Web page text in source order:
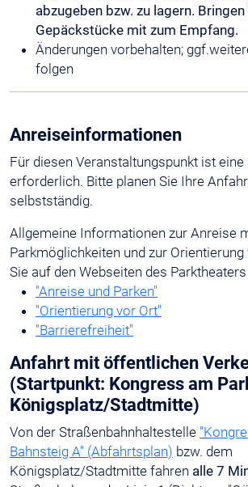
abzugeben bzw. zu lagern.
Gepäckstücke mit zum Empfang.
Änderungen vorbehalten;
folgen
Anreiseinformationen
Für diesen Veranstaltungspunkt ist
erforderlich. Bitte planen Sie Ihre
selbstständig.
Allgemeine Informationen zur Anreise
Parkmöglichkeiten und zur
Sie auf den Webseiten des
"Anreise und Parken"
"Orientierung vor Ort"
"Barrierefreiheit"
Anfahrt mit öffentlichen
(Startpunkt: Kongress am
Königsplatz/Stadtmitte)
Von der Straßenbahnhaltestelle
Bahnsteig A" (Abfahrtsplan) bzw. dem
Königsplatz/Stadtmitte fahren alle 7